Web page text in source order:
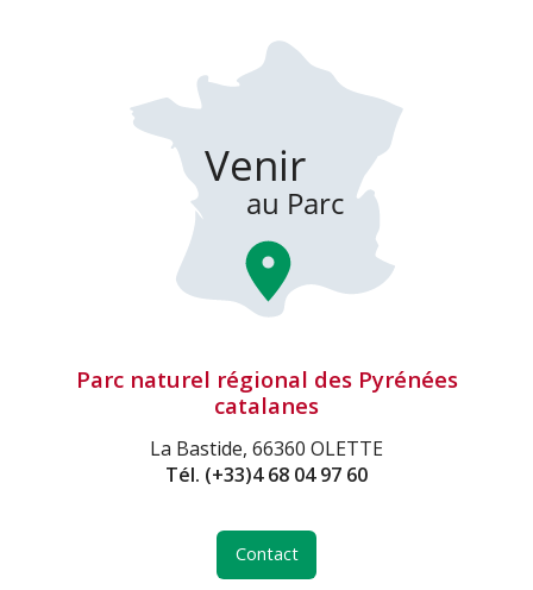
Parc naturel régional des Pyrénées
catalanes
La Bastide, 66360 OLETTE
Tél. (+33)4 68 04 97 60
Contact